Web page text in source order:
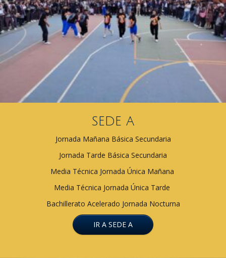
SEDE A
Jornada Mañana Básica Secundaria
Jornada Tarde Básica Secundaria
Media Técnica Jornada Única Mañana
Media Técnica Jornada Única Tarde
Bachillerato Acelerado Jornada Nocturna
IR A SEDE A